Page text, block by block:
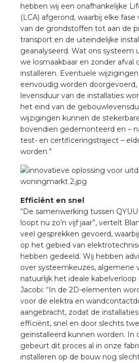
hebben wij een onafhankelijke
(LCA) afgerond, waarbij elke
van de grondstoffen tot aan de
transport en de uiteindelijke
geanalyseerd. Wat ons systeem
we losmaakbaar en zonder afval
installeren. Eventuele
eenvoudig worden doorgevoerd,
levensduur van de installaties
het eind van de
wijzigingen kunnen de
bovendien gedemonteerd en –
test- en certificeringstraject –
worden.”
Efficiënt en snel
“De samenwerking tussen
loopt nu zo’n vijf jaar”, vertelt
veel gesprekken gevoerd,
op het gebied van
hebben gedeeld. Wij hebben
over systeemkeuzes, algemene
natuurlijk het ideale kabelverloop
Jacobi: “In de 2D-elementen
voor de elektra en
aangebracht, zodat de
efficiënt, snel en door slechts
geïnstalleerd kunnen worden. In
gebeurt dit proces al in onze
installeren op de bouw nog
groothandels